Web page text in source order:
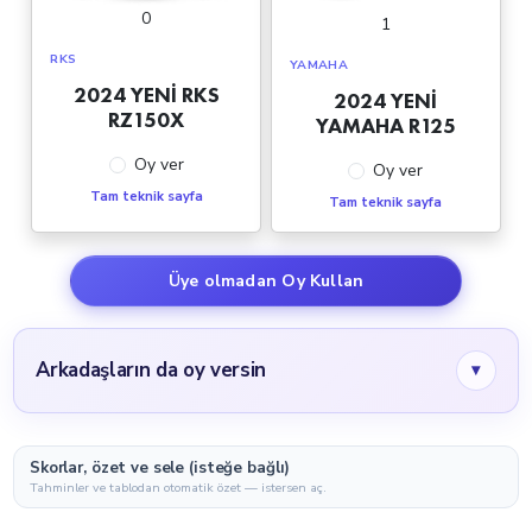
0
RKS
2024 YENİ RKS
RZ150X
Oy ver
Tam teknik sayfa
1
YAMAHA
2024 YENİ
YAMAHA R125
Oy ver
Tam teknik sayfa
Üye olmadan Oy Kullan
Arkadaşların da oy versin ▾
Skorlar, özet ve sele (isteğe bağlı)
Tahminler ve tablodan otomatik özet — istersen aç.